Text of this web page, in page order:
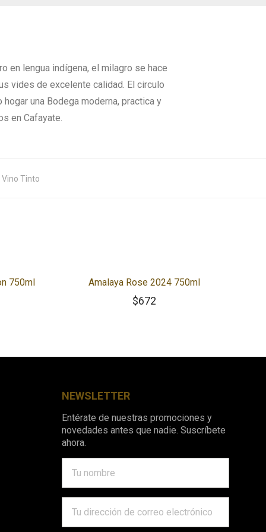
en lengua indígena, el milagro se hace
vides de excelente calidad. El circulo
una Bodega moderna, practica y
en Cafayate.
Vino Tinto
750ml Amalaya Rose 2024 750ml
$672
NEWSLETTER
Entérate de nuestras promociones y
novedades antes que nadie. Suscríbete
ahora.